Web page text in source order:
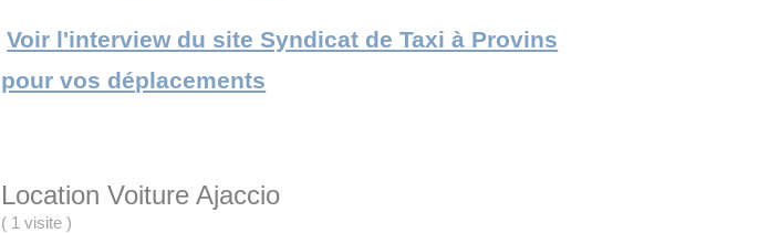
Voir l'interview du site Syndicat de Taxi à Provins
pour vos déplacements
Location Voiture Ajaccio
( 1 visite)